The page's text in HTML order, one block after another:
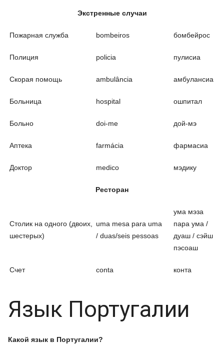
Экстренные случаи
Пожарная служба bombeiros бомбейрос
Полиция policia пулисиа
Скорая помощь ambulância амбулансиа
Больница hospital ошпитал
Больно doi-me дой-мэ
Аптека farmácia фармасиа
Доктор medico мэдику
Ресторан
Столик на одного (двоих,
шестерых)
uma mesa para uma
/ duas/seis pessoas
ума мэза
пара ума /
дуаш / сэйш
пэсоаш
Счет conta конта
Язык Португалии
Какой язык в Португалии?